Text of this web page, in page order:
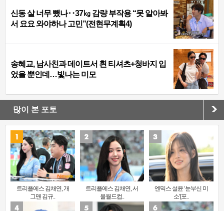
신동 살 너무 뺐나‥37㎏ 감량 부작용 “못 알아봐
서 요요 와야하나 고민”(전현무계획4)
송혜교, 남사친과 데이트서 흰 티셔츠+청바지 입
었을 뿐인데…빛나는 미모
많이 본 포토
트리플에스 김채연, 개
그맨 김규..
트리플에스 김채연, 서
울월드컵..
엔믹스 설윤 ‘눈부신 미
소’[포..